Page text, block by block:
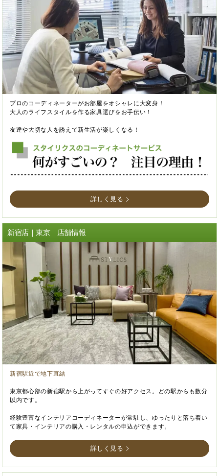
プロのコーディネーターがお部屋をオシャレに大変身！
大人のライフスタイルを作る家具選びをお手伝い！
友達や大切な人を誘えて新生活が楽しくなる！
詳しく見る
新宿店｜東京 店舗情報
新宿駅近で地下直結
東京都心部の新宿駅から上がってすぐの好アクセス。どの駅からも数分
以内です。
経験豊富なインテリアコーディネーターが常駐し、ゆったりと落ち着い
て家具・インテリアの購入・レンタルの申込ができます。
詳しく見る